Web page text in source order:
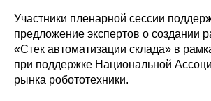
Участники пленарной сессии
предложение экспертов о создании
«Стек автоматизации склада» в
при поддержке Национальной
рынка робототехники.